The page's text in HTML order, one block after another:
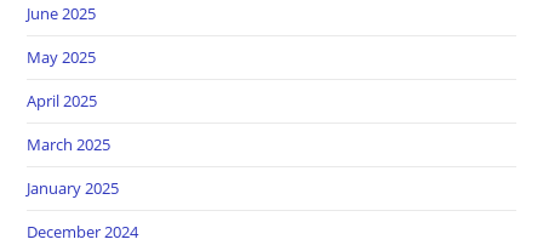
June 2025
May 2025
April 2025
March 2025
January 2025
December 2024